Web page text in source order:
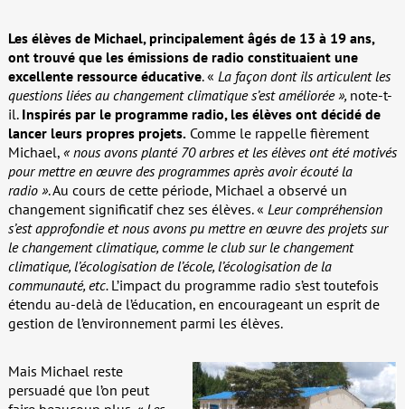
Les élèves de Michael, principalement âgés de 13 à 19 ans,
ont trouvé que les émissions de radio constituaient une
excellente ressource éducative. « La façon dont ils articulent les
questions liées au changement climatique s’est améliorée », note-t-
il. Inspirés par le programme radio, les élèves ont décidé de
lancer leurs propres projets.Comme le rappelle fièrement
Michael, « nous avons planté 70 arbres et les élèves ont été motivés
pour mettre en œuvre des programmes après avoir écouté la
radio ». Au cours de cette période, Michael a observé un
changement significatif chez ses élèves. « Leur compréhension
s’est approfondie et nous avons pu mettre en œuvre des projets sur
le changement climatique, comme le club sur le changement
climatique, l’écologisation de l’école, l’écologisation de la
communauté, etc. L’impact du programme radio s’est toutefois
étendu au-delà de l’éducation, en encourageant un esprit de
gestion de l’environnement parmi les élèves.
Mais Michael reste
persuadé que l’on peut